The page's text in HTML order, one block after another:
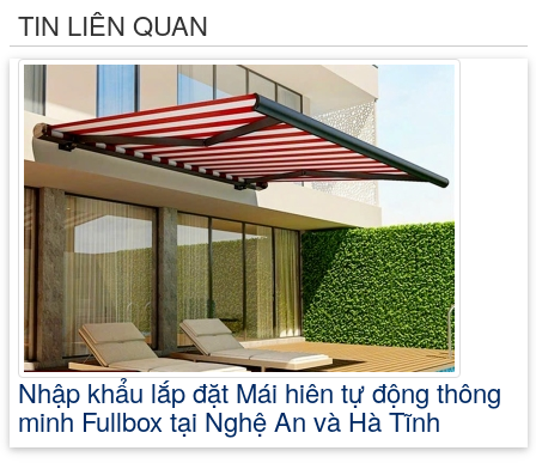
TIN LIÊN QUAN
Nhập khẩu lắp đặt Mái hiên tự động thông
minh Fullbox tại Nghệ An và Hà Tĩnh